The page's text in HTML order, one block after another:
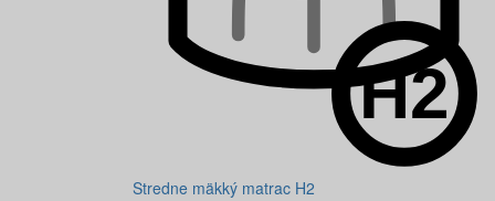
Stredne mäkký matrac H2